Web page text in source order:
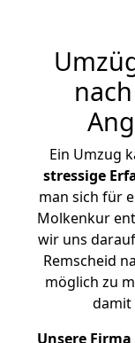
Ein Umzug
stressige
man sich für
Molkenkur
wir uns
Remscheid
möglich zu
damit
Unsere